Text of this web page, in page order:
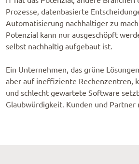
Prozesse, datenbasierte
Automatisierung nachhaltiger zu
Potenzial kann nur ausgeschöpft
selbst nachhaltig aufgebaut ist.
Ein Unternehmen, das grüne
aber auf ineffiziente Rechenzentren,
und schlecht gewartete Software
Glaubwürdigkeit. Kunden und Partner